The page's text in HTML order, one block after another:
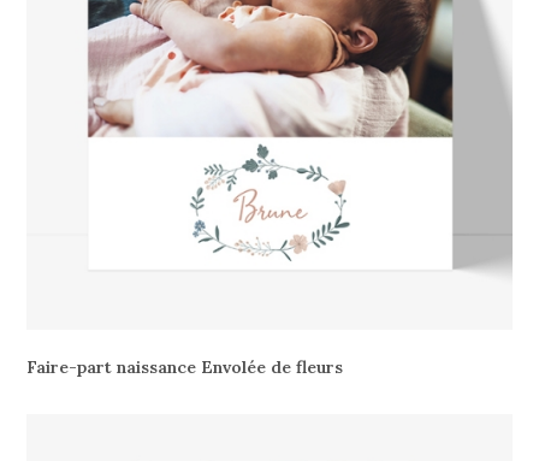
Faire-part naissance Envolée de fleurs